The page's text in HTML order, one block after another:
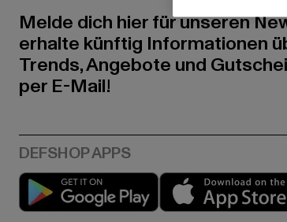
Melde dich hier für unseren
erhalte künftig Informationen
Trends, Angebote und
per E-Mail!
Play market